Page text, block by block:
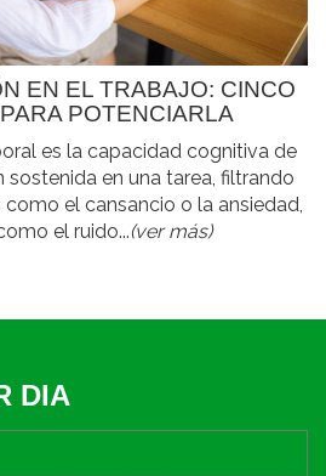
EN EL TRABAJO: CINCO
POTENCIARLA
es la capacidad cognitiva de
en una tarea, filtrando
el cansancio o la ansiedad,
el ruido...(ver más)
DIA